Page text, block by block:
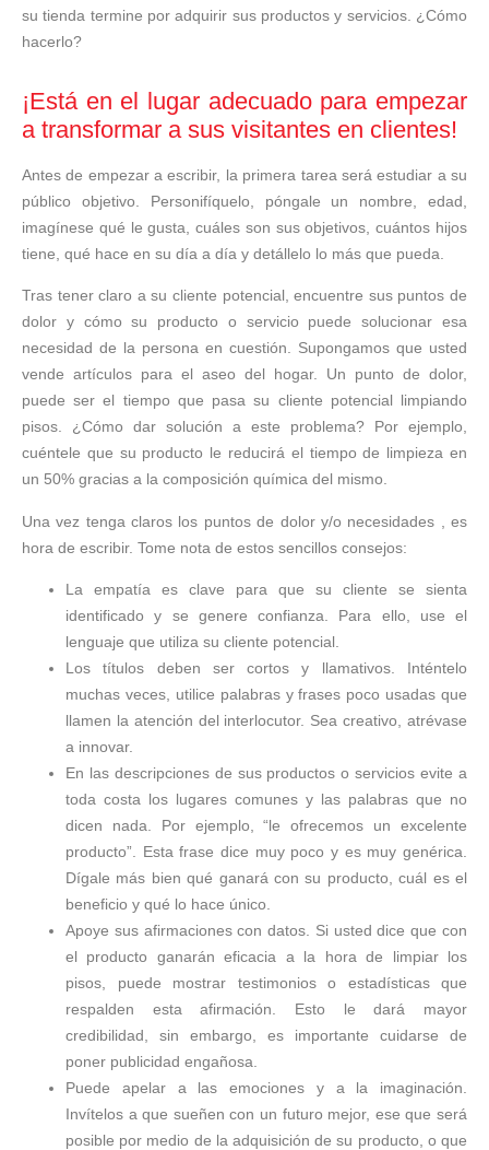
su tienda termine por adquirir sus productos y servicios. ¿Cómo
hacerlo?
¡Está en el lugar adecuado para empezar
a transformar a sus visitantes en clientes!
Antes de empezar a escribir, la primera tarea será estudiar a su
público objetivo. Personifíquelo, póngale un nombre, edad,
imagínese qué le gusta, cuáles son sus objetivos, cuántos hijos
tiene, qué hace en su día a día y detállelo lo más que pueda.
Tras tener claro a su cliente potencial, encuentre sus puntos de
dolor y cómo su producto o servicio puede solucionar esa
necesidad de la persona en cuestión. Supongamos que usted
vende artículos para el aseo del hogar. Un punto de dolor,
puede ser el tiempo que pasa su cliente potencial limpiando
pisos. ¿Cómo dar solución a este problema? Por ejemplo,
cuéntele que su producto le reducirá el tiempo de limpieza en
un 50% gracias a la composición química del mismo.
Una vez tenga claros los puntos de dolor y/o necesidades , es
hora de escribir. Tome nota de estos sencillos consejos:
La empatía es clave para que su cliente se sienta
identificado y se genere confianza. Para ello, use el
lenguaje que utiliza su cliente potencial.
Los títulos deben ser cortos y llamativos. Inténtelo
muchas veces, utilice palabras y frases poco usadas que
llamen la atención del interlocutor. Sea creativo, atrévase
a innovar.
En las descripciones de sus productos o servicios evite a
toda costa los lugares comunes y las palabras que no
dicen nada. Por ejemplo, “le ofrecemos un excelente
producto”. Esta frase dice muy poco y es muy genérica.
Dígale más bien qué ganará con su producto, cuál es el
beneficio y qué lo hace único.
Apoye sus afirmaciones con datos. Si usted dice que con
el producto ganarán eficacia a la hora de limpiar los
pisos, puede mostrar testimonios o estadísticas que
respalden esta afirmación. Esto le dará mayor
credibilidad, sin embargo, es importante cuidarse de
poner publicidad engañosa.
Puede apelar a las emociones y a la imaginación.
Invítelos a que sueñen con un futuro mejor, ese que será
posible por medio de la adquisición de su producto, o que